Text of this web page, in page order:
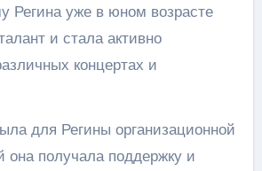
Регина уже в юном возрасте
и стала активно
концертах и
для Регины организационной
она получала поддержку и